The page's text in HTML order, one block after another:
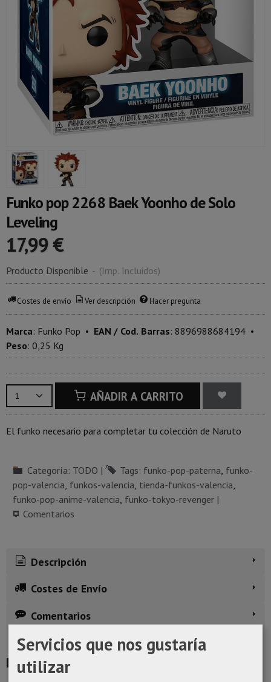
Funko pop 2268 Baek Yoonho de Solo
Leveling
17,99 €
Producto Disponible - (Imp. Incluidos)
Costes de envío Ver descripción Hacer pregunta
Marca: Funko Pop • EAN / Cod. Barras: 8896988684194 •
Peso: 0,25 Kg
AÑADIR A CARRITO
El funko necesario para completar tu colección de Naruto
Categoría: TODO | Tags: funko-pop-paterna funko-
pop-valencia funkos-valencia tienda-funkos-valencia
funko-pop-anime-valencia funko-tokyo-revenger |
Comentarios
Descripción
Costes de Envío
Comentarios
Productos Relacionados
Servicios que nos gustaría
utilizar